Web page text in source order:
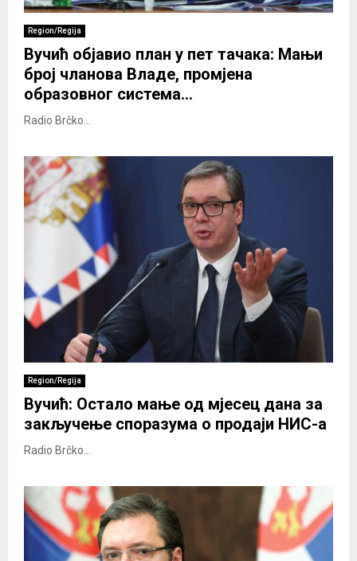
Region/Regija
Вучић објавио план у пет тачака: Мањи
број чланова Владе, промјена
образовног система…
Radio Brčko...
Region/Regija
Вучић: Остало мање од мјесец дана за
закључење споразума о продаји НИС-а
Radio Brčko...